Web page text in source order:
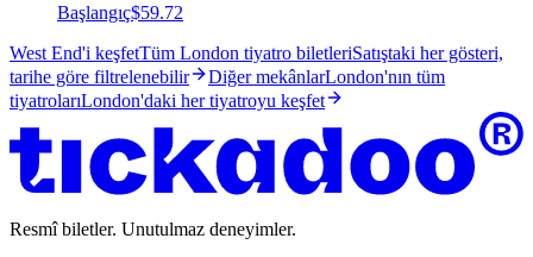
Başlangıç$59.72
West End'i keşfetTüm London tiyatro biletleriSatıştaki her gösteri,
tarihe göre filtrelenebilir
Diğer mekânlarLondon'nın tüm
tiyatrolarıLondon'daki her tiyatroyu keşfet
Resmî biletler. Unutulmaz deneyimler.